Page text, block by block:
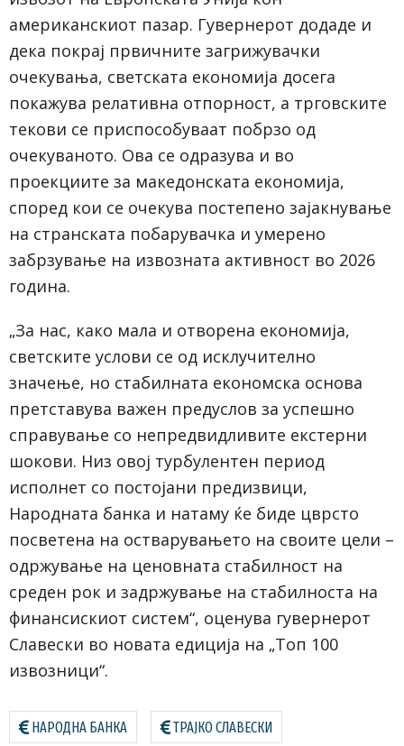
американскиот пазар. Гувернерот додаде и
дека покрај првичните загрижувачки
очекувања, светската економија досега
покажува релативна отпорност, а трговските
текови се приспособуваат побрзо од
очекуваното. Ова се одразува и во
проекциите за македонската економија,
според кои се очекува постепено зајакнување
на странската побарувачка и умерено
забрзување на извозната активност во 2026
година.
„За нас, како мала и отворена економија,
светските услови се од исклучително
значење, но стабилната економска основа
претставува важен предуслов за успешно
справување со непредвидливите екстерни
шокови. Низ овој турбулентен период
исполнет со постојани предизвици,
Народната банка и натаму ќе биде цврсто
посветена на остварувањето на своите цели –
одржување на ценовната стабилност на
среден рок и задржување на стабилноста на
финансискиот систем“, оценува гувернерот
Славески во новата едиција на „Топ 100
извозници“.
НАРОДНА БАНКА ТРАЈКО СЛАВЕСКИ